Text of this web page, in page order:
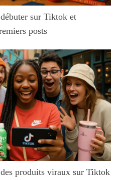
sur Tiktok et
posts
produits viraux sur Tiktok